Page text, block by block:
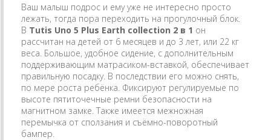
Ваш малыш подрос и ему уже не интересно просто
лежать, тогда пора переходить на прогулочный блок.
В Tutis Uno 5 Plus Earth collection 2 в 1 он
рассчитан на детей от 6 месяцев и до 3 лет, или 22 кг
веса. Большое, удобное сидение, с дополнительным
поддерживающим матрасиком-вставкой, обеспечивает
правильную посадку. В последствии его можно снять,
по мере роста ребёнка. Фиксируют регулируемые по
высоте пятиточечные ремни безопасности на
магнитном замке. Также имеется межножная
перемычка от сползания и съёмно-поворотный
бампер.